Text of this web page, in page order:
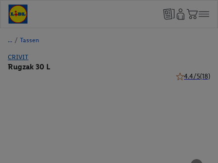
/ Tassen
CRIVIT
Rugzak 30 L
4.4/5(18)